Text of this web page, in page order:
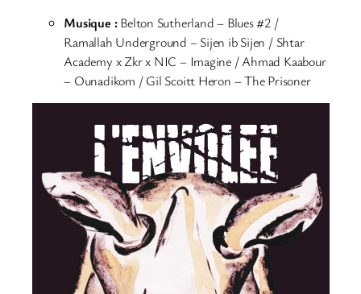
Musique :Belton Sutherland – Blues #2 /
Ramallah Underground – Sijen ib Sijen / Shtar
Academy x Zkr x NIC – Imagine / Ahmad Kaabour
– Ounadikom / Gil Scoitt Heron – The Prisoner